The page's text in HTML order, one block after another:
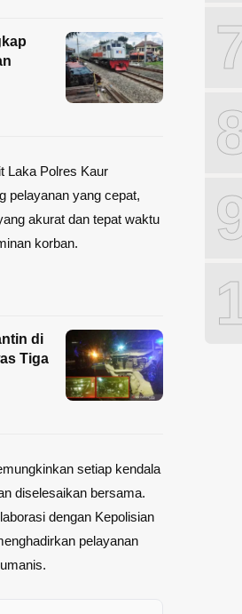
Laka Polres Kaur
pelayanan yang cepat,
akurat dan tepat waktu
korban.
di
Tiga
setiap kendala
diselesaikan bersama.
dengan Kepolisian
pelayanan